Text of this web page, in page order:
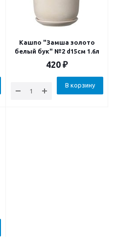
Кашпо "Замша золото
белый бук" №2 d15см 1.6л
420 ₽
В корзину